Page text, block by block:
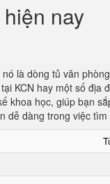
nay
là dòng tủ văn
KCN hay một số địa
học, giúp bạn
dễ dàng trong việc